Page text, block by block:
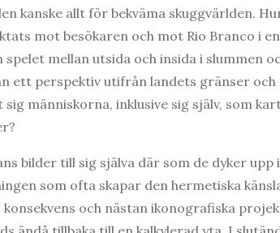
kanske allt för bekväma skuggvärlden.
mot besökaren och mot Rio Branco i
mellan utsida och insida i slummen
ett perspektiv utifrån landets gränser och
människorna, inklusive sig själv, som
bilder till sig själva där som de dyker upp
som ofta skapar den hermetiska
och nästan ikonografiska